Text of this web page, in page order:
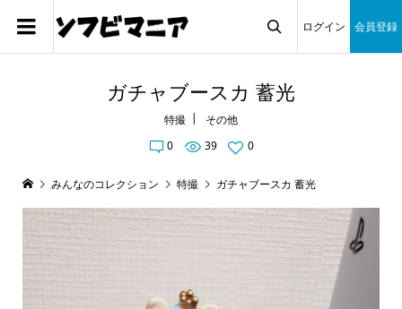
ログイン 会員登録
ガチャブースカ 蓄光
特撮
その他
0
39 0
みんなのコレクション 特撮 ガチャブースカ 蓄光